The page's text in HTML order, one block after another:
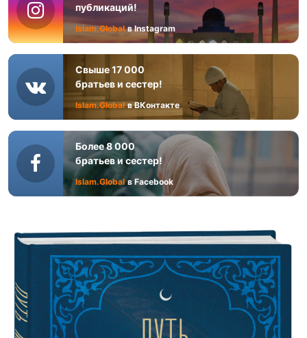
публикаций!
Islam.Global в Instagram
Свыше 17 000
братьев и сестер!
Islam.Global в ВКонтакте
Более 8 000
братьев и сестер!
Islam.Global в Facebook